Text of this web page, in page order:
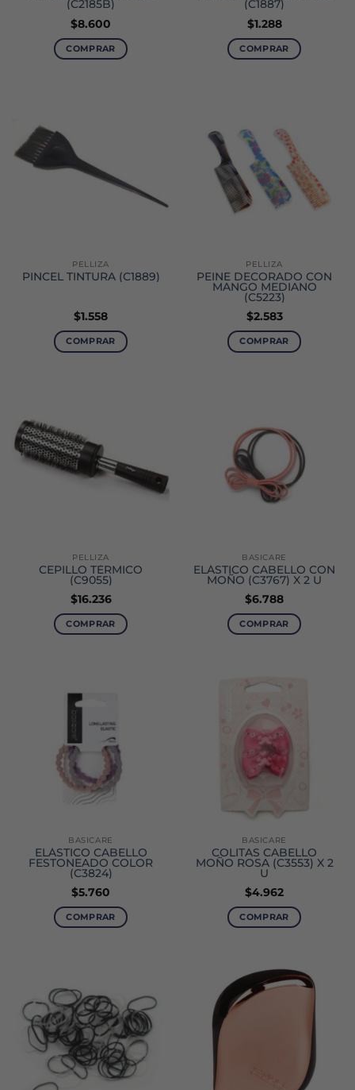
(C2185B)
$8.600
COMPRAR
(C1887)
$1.288
COMPRAR
PELLIZA
PINCEL TINTURA (C1889)
$1.558
COMPRAR
PELLIZA
PEINE DECORADO CON
MANGO MEDIANO
(C5223)
$2.583
COMPRAR
PELLIZA
CEPILLO TÉRMICO
(C9055)
$16.236
COMPRAR
BASICARE
ELÁSTICO CABELLO CON
MOÑO (C3767) X 2 U
$6.788
COMPRAR
BASICARE
ELÁSTICO CABELLO
FESTONEADO COLOR
(C3824)
$5.760
COMPRAR
BASICARE
COLITAS CABELLO
MOÑO ROSA (C3553) X 2
U
$4.962
COMPRAR